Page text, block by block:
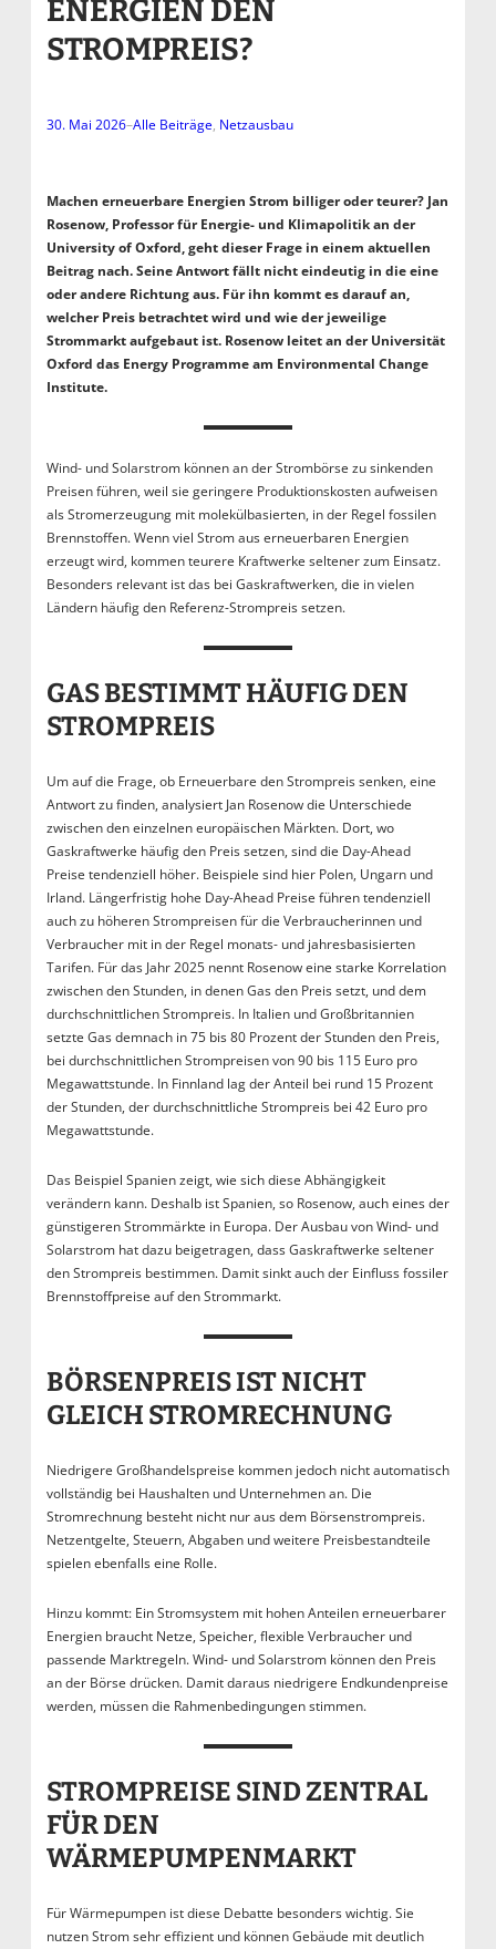
ENERGIEN DEN
STROMPREIS?
30. Mai 2026–Alle Beiträge, Netzausbau
Machen erneuerbare Energien Strom billiger oder teurer? Jan
Rosenow, Professor für Energie- und Klimapolitik an der
University of Oxford, geht dieser Frage in einem aktuellen
Beitrag nach. Seine Antwort fällt nicht eindeutig in die eine
oder andere Richtung aus. Für ihn kommt es darauf an,
welcher Preis betrachtet wird und wie der jeweilige
Strommarkt aufgebaut ist. Rosenow leitet an der Universität
Oxford das Energy Programme am Environmental Change
Institute.
Wind- und Solarstrom können an der Strombörse zu sinkenden
Preisen führen, weil sie geringere Produktionskosten aufweisen
als Stromerzeugung mit molekülbasierten, in der Regel fossilen
Brennstoffen. Wenn viel Strom aus erneuerbaren Energien
erzeugt wird, kommen teurere Kraftwerke seltener zum Einsatz.
Besonders relevant ist das bei Gaskraftwerken, die in vielen
Ländern häufig den Referenz-Strompreis setzen.
GAS BESTIMMT HÄUFIG DEN
STROMPREIS
Um auf die Frage, ob Erneuerbare den Strompreis senken, eine
Antwort zu finden, analysiert Jan Rosenow die Unterschiede
zwischen den einzelnen europäischen Märkten. Dort, wo
Gaskraftwerke häufig den Preis setzen, sind die Day-Ahead
Preise tendenziell höher. Beispiele sind hier Polen, Ungarn und
Irland. Längerfristig hohe Day-Ahead Preise führen tendenziell
auch zu höheren Strompreisen für die Verbraucherinnen und
Verbraucher mit in der Regel monats- und jahresbasisierten
Tarifen. Für das Jahr 2025 nennt Rosenow eine starke Korrelation
zwischen den Stunden, in denen Gas den Preis setzt, und dem
durchschnittlichen Strompreis. In Italien und Großbritannien
setzte Gas demnach in 75 bis 80 Prozent der Stunden den Preis,
bei durchschnittlichen Strompreisen von 90 bis 115 Euro pro
Megawattstunde. In Finnland lag der Anteil bei rund 15 Prozent
der Stunden, der durchschnittliche Strompreis bei 42 Euro pro
Megawattstunde.
Das Beispiel Spanien zeigt, wie sich diese Abhängigkeit
verändern kann. Deshalb ist Spanien, so Rosenow, auch eines der
günstigeren Strommärkte in Europa. Der Ausbau von Wind- und
Solarstrom hat dazu beigetragen, dass Gaskraftwerke seltener
den Strompreis bestimmen. Damit sinkt auch der Einfluss fossiler
Brennstoffpreise auf den Strommarkt.
BÖRSENPREIS IST NICHT
GLEICH STROMRECHNUNG
Niedrigere Großhandelspreise kommen jedoch nicht automatisch
vollständig bei Haushalten und Unternehmen an. Die
Stromrechnung besteht nicht nur aus dem Börsenstrompreis.
Netzentgelte, Steuern, Abgaben und weitere Preisbestandteile
spielen ebenfalls eine Rolle.
Hinzu kommt: Ein Stromsystem mit hohen Anteilen erneuerbarer
Energien braucht Netze, Speicher, flexible Verbraucher und
passende Marktregeln. Wind- und Solarstrom können den Preis
an der Börse drücken. Damit daraus niedrigere Endkundenpreise
werden, müssen die Rahmenbedingungen stimmen.
STROMPREISE SIND ZENTRAL
FÜR DEN
WÄRMEPUMPENMARKT
Für Wärmepumpen ist diese Debatte besonders wichtig. Sie
nutzen Strom sehr effizient und können Gebäude mit deutlich